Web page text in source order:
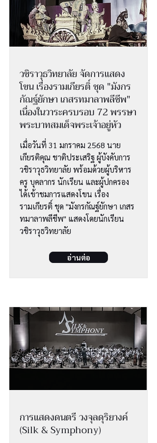
วชิราวุธวิทยาลัย จัดการแสดง
โขน เรื่องรามเกียรติ์ ชุด "มังกร
กัณฐ์ยักษา เกสรทมาลาพลีชีพ"
เนื่องในวาระครบรอบ 72 พรรษา
พระบาทสมเด็จพระเจ้าอยู่หัว
เมื่อวันที่ 31 มกราคม 2568 นาย
เกียรติคุณ ชาติประเสริฐ ผู้บังคับการ
วชิราวุธวิทยาลัย พร้อมด้วยผู้บริหาร
ครู บุคลากร นักเรียน และผู้ปกครอง
ได้เข้าชมการแสดงโขน เรื่อง
รามเกียรติ์ ชุด "มังกรกัณฐ์ยักษา เกสร
ทมาลาพลีชีพ" แสดงโดยนักเรียน
วชิราวุธวิทยาลัย
อ่านต่อ
การแสดงดนตรี วงจุลดุริยางค์
(Silk & Symphony)